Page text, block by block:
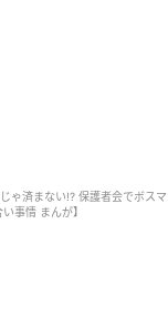
ゃ済まない!? 保護者会でボス
事情 まんが】